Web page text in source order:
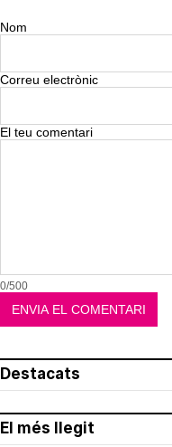
Nom
Correu electrònic
El teu comentari
0/500
Destacats
El més llegit